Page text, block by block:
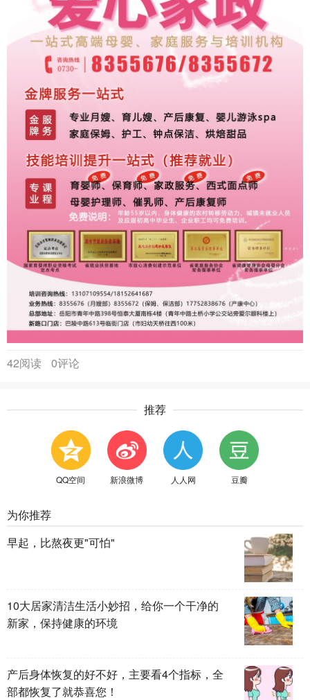
42阅读 0评论
推荐
QQ空间 新浪微博 人人网 豆瓣
为你推荐
早起，比熬夜更"可怕"
10大居家清洁生活小妙招，给你一个干净的
新家，保持健康的环境
产后身体恢复的好不好，主要看4个指标，全
部都恢复了就恭喜您！